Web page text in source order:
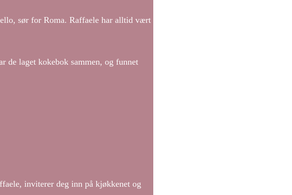
sør for Roma. Raffaele har alltid vært
de laget kokebok sammen, og funnet
inviterer deg inn på kjøkkenet og